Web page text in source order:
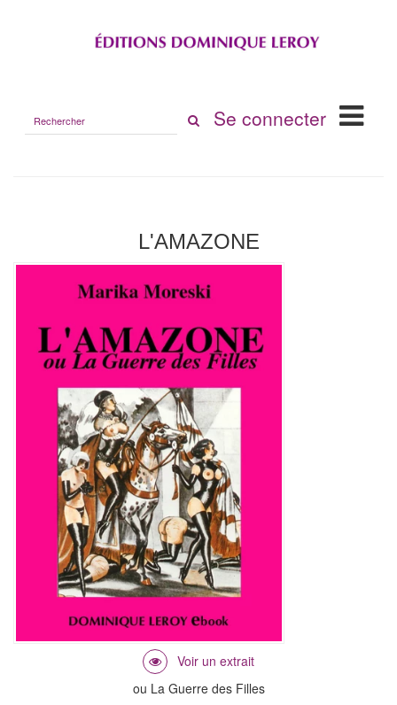
le
Se connecter
L'AMAZONE
ou La Guerre des Filles